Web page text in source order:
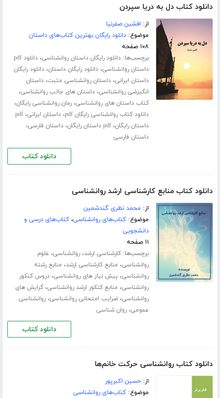
دانلود کتاب دل به دریا سپردن
از: افشین صفرنیا
موضوع:دانلود رایگان بهترین کتاب‌های داستان
۱۰۸ صفحه
برچسب‌ها:دانلود رایگان داستان روانشناسی،
دانلود pdf
داستان روانشناسی،دانلود رایگان داستان،دانلود رایگان
داستان ایرانی،داستان روانشناسی مثبت،داستان
انگیزشی روانشناسی،داستان های جالب روانشناسی،
کتاب داستان های روانشناسی،رمان روانشناسی رایگان،
دانلود کتاب روانشناسی رایگان pdf ،داستان ایرانی،pdf
داستان رایگان،pdf داستان رایگان ،داستان فارسی،
داستان فارسی
دانلود کتاب
دانلود کتاب منابع کارشناسی ارشد روانشناسی
از: محمد نظری گندشمین
موضوع:کتاب‌های روانشناسی،کتاب‌های درسی و
دانشجویی
۱۱ صفحه
برچسب‌ها:کارشناسی ارشد،روانشناسی، علوم
روانشناسی، منابع کارشناسی ارشد، منابع رشته
روانشناسی، پیش نیاز های روانشناسی،دروس کنکور
روانشناسی، منابع کنکور ارشد روانشناسی،گرایش های
روانشناسی،ضرایب امتحانی روانشناسی،روانشناسی
عمومی،روان شناسی
دانلود کتاب
دانلود کتاب روانشناسی حرکت خانم‌ها
از:حسین اکبرپور
موضوع:کتاب‌های روانشناسی